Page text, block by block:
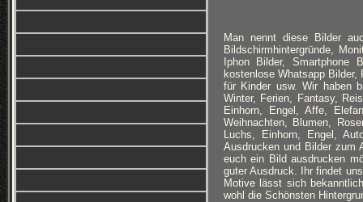
Man nennt diese Bilder
Bildschirmhintergründe,
Iphon Bilder, Smartphone
kostenlose Whatsapp
für Kinder usw. Wir haben
Winter, Ferien, Fantasy,
Einhorn, Engel, Affe,
Weihnachten, Blumen,
Luchs, Einhorn, Engel,
Ausdrucken und Bilder zum
euch ein Bild ausdrucken
guter Ausdruck. Ihr findet
Motive lässt sich
wohl die Schönsten